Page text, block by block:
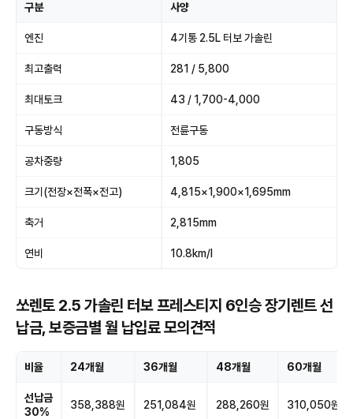
구분 사양
엔진 4기통 2.5L 터보 가솔린
최고출력 281 / 5,800
최대토크 43 / 1,700-4,000
구동방식 전륜구동
공차중량 1,805
크기(전장×전폭×전고) 4,815×1,900×1,695mm
축거 2,815mm
연비 10.8km/l
쏘렌토 2.5 가솔린 터보 프레스티지 6인승 장기렌트 선
납금, 보증금별 월 납입료 모의견적
비율 24개월 36개월 48개월 60개월
선납금
30%
358,388원 251,084원 288,260원 310,050원